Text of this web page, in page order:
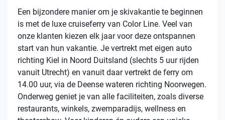
Een bijzondere manier om je skivakantie te beginnen
is met de luxe cruiseferry van Color Line. Veel van
onze klanten kiezen elk jaar voor deze ontspannen
start van hun vakantie. Je vertrekt met eigen auto
richting Kiel in Noord Duitsland (slechts 5 uur rijden
vanuit Utrecht) en vanuit daar vertrekt de ferry om
14.00 uur, via de Deense wateren richting Noorwegen.
Onderweg geniet je van alle faciliteiten, zoals diverse
restaurants, winkels, zwemparadijs, wellness en